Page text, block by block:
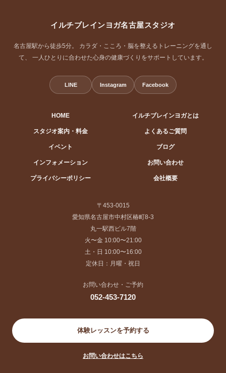
イルチブレインヨガ名古屋スタジオ
名古屋駅から徒歩5分。 カラダ・こころ・脳を整えるトレーニングを通し
て、 一人ひとりに合わせた心身の健康づくりをサポートしています。
LINE Instagram Facebook
HOME イルチブレインヨガとは
スタジオ案内・料金 よくあるご質問
イベント ブログ
インフォメーション お問い合わせ
プライバシーポリシー 会社概要
〒453-0015
愛知県名古屋市中村区椿町8-3
丸一駅西ビル7階
火〜金 10:00〜21:00
土・日 10:00〜16:00
定休日：月曜・祝日
お問い合わせ・ご予約
052-453-7120
体験レッスンを予約する
お問い合わせはこちら